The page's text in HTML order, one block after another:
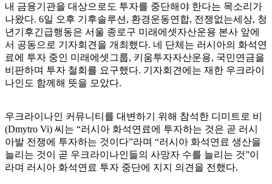
내 금융기관을 대상으로도 투자를 중단해야 한다는 목소리가
나왔다. 6일 오후 기후솔루션, 환경운동연합, 전쟁없는세상, 청
년기후긴급행동은 서울 종로구 미래에셋자산운용 본사 앞에
서 공동으로 기자회견을 개최했다. 네 단체는 러시아의 화석연
료에 투자 중인 미래에셋그룹, 키움투자자산운용, 국민연금을
비판하며 투자 철회를 요구했다. 기자회견에는 재한 우크라이
나인도 함께해 뜻을 모았다.
우크라이나인 커뮤니티를 대변하기 위해 참석한 디미트로 비
(Dmytro Vi) 씨는 “러시아 화석연료에 투자하는 것은 곧 러시
아발 전쟁에 투자하는 것이다”라며 “러시아 화석연료 생산을
늘리는 것이 곧 우크라이나인들의 사망자 수를 늘리는 것”이
라며 러시아 화석연료 투자 중단에 지지 의견을 전했다.